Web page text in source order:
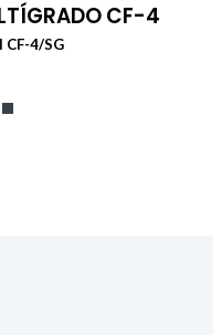
CF-4
CF-4/SG